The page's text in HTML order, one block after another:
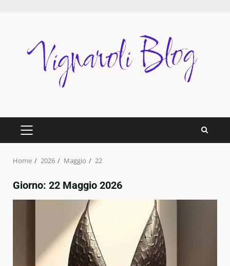
PRIMARY
MENU
Home 2026 Maggio 22
Giorno: 22 Maggio 2026